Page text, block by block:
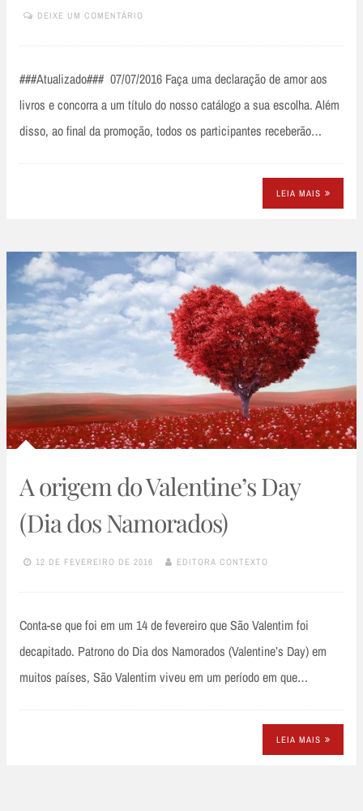
DEIXE UM COMENTÁRIO
###Atualizado### 07/07/2016 Faça uma declaração de amor aos
livros e concorra a um título do nosso catálogo a sua escolha. Além
disso, ao final da promoção, todos os participantes receberão…
LEIA MAIS
A origem do Valentine’s Day
(Dia dos Namorados)
12 DE FEVEREIRO DE 2016 EDITORA CONTEXTO
Conta-se que foi em um 14 de fevereiro que São Valentim foi
decapitado. Patrono do Dia dos Namorados (Valentine’s Day) em
muitos países, São Valentim viveu em um período em que…
LEIA MAIS